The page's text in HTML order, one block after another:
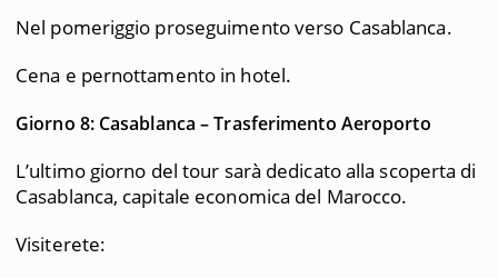
Nel pomeriggio proseguimento verso Casablanca.
Cena e pernottamento in hotel.
Giorno 8: Casablanca – Trasferimento Aeroporto
L’ultimo giorno del tour sarà dedicato alla scoperta di
Casablanca, capitale economica del Marocco.
Visiterete: